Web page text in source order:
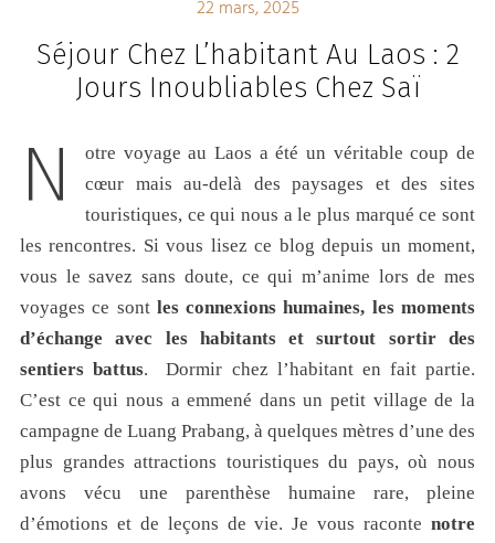
22 mars, 2025
Séjour Chez L’habitant Au Laos : 2
Jours Inoubliables Chez Saï
N
otre voyage au Laos a été un véritable coup de
cœur mais au-delà des paysages et des sites
touristiques, ce qui nous a le plus marqué ce sont
les rencontres. Si vous lisez ce blog depuis un moment,
vous le savez sans doute, ce qui m’anime lors de mes
voyages ce sontles connexions humaines, les moments
d’échange avec les habitants et surtout sortir des
sentiers battus. Dormir chez l’habitant en fait partie.
C’est ce qui nous a emmené dans un petit village de la
campagne de Luang Prabang, à quelques mètres d’une des
plus grandes attractions touristiques du pays, où nous
avons vécu une parenthèse humaine rare, pleine
d’émotions et de leçons de vie. Je vous racontenotre